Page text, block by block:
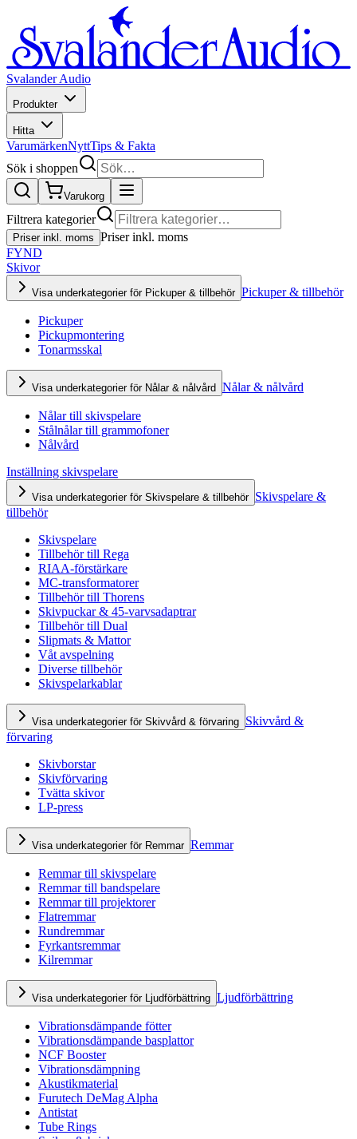
Svalander Audio
Produkter
Hitta
VarumärkenNyttTips & Fakta
Sök i shoppen
Varukorg
Filtrera kategorier
Priser inkl. moms Priser inkl. moms
FYND
Skivor
Visa underkategorier för Pickuper & tillbehör Pickuper & tillbehör
Pickuper
Pickupmontering
Tonarmsskal
Visa underkategorier för Nålar & nålvård Nålar & nålvård
Nålar till skivspelare
Stålnålar till grammofoner
Nålvård
Inställning skivspelare
Visa underkategorier för Skivspelare & tillbehör Skivspelare &
tillbehör
Skivspelare
Tillbehör till Rega
RIAA-förstärkare
MC-transformatorer
Tillbehör till Thorens
Skivpuckar & 45-varvsadaptrar
Tillbehör till Dual
Slipmats & Mattor
Våt avspelning
Diverse tillbehör
Skivspelarkablar
Visa underkategorier för Skivvård & förvaring Skivvård &
förvaring
Skivborstar
Skivförvaring
Tvätta skivor
LP-press
Visa underkategorier för Remmar Remmar
Remmar till skivspelare
Remmar till bandspelare
Remmar till projektorer
Flatremmar
Rundremmar
Fyrkantsremmar
Kilremmar
Visa underkategorier för Ljudförbättring Ljudförbättring
Vibrationsdämpande fötter
Vibrationsdämpande basplattor
NCF Booster
Vibrationsdämpning
Akustikmaterial
Furutech DeMag Alpha
Antistat
Tube Rings